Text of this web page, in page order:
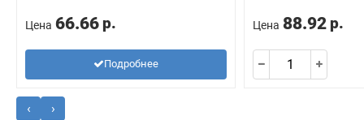
Цена 66.66 р.
Подробнее
Цена 88.92 р.
‹ ›